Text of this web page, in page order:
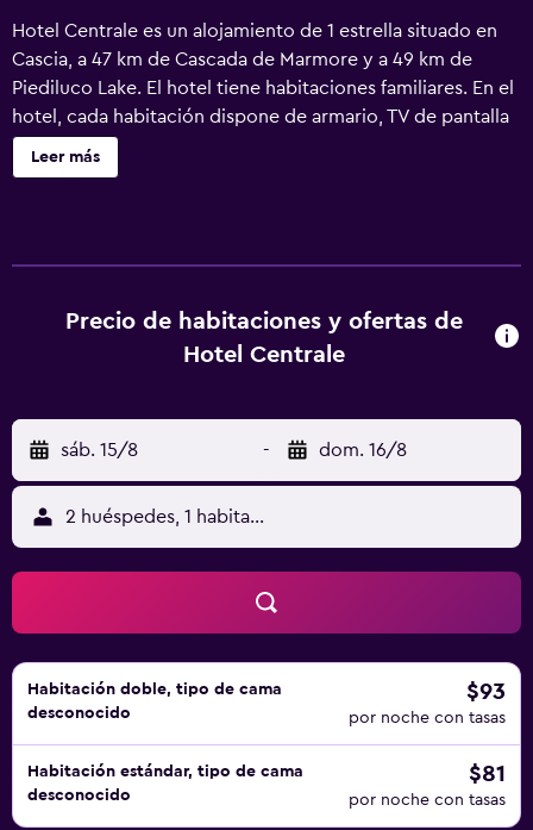
Hotel Centrale es un alojamiento de 1 estrella situado en
Cascia, a 47 km de Cascada de Marmore y a 49 km de
Piediluco Lake. El hotel tiene habitaciones familiares. En el
hotel, cada habitación dispone de armario, TV de pantalla
plana, baño privado, ropa de cama y toallas. En Hotel
Centrale se puede disfrutar de un desayuno italiano. El
Leer más
Precio de habitaciones y ofertas de
Hotel Centrale
sáb. 15/8 - dom. 16/8
2 huéspedes, 1 habitación
Habitación doble, tipo de cama
desconocido
$93
por noche con tasas
Habitación estándar, tipo de cama
desconocido
$81
por noche con tasas